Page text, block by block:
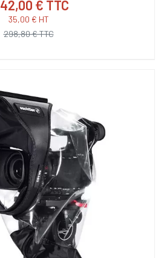
42,00 € TTC
35,00 € HT
298,80 € TTC